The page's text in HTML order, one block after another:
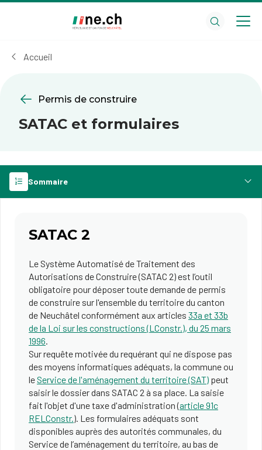
cookies
Accueil
Permis de construire
SATAC et formulaires
Sommaire
SATAC 2
Le Système Automatisé de Traitement des
Autorisations de Construire (SATAC 2) est l’outil
obligatoire pour déposer toute demande de permis
de construire sur l'ensemble du territoire du canton
de Neuchâtel conformément aux articles 33a et 33b
de la Loi sur les constructions (LConstr.), du 25 mars
1996.
Sur requête motivée du requérant qui ne dispose pas
des moyens informatiques adéquats, la commune ou
leService de l'aménagement du territoire (SAT) peut
saisir le dossier dans SATAC 2 à sa place. La saisie
fait l'objet d'une taxe d'administration (article 91c
RELConstr.). Les formulaires adéquats sont
disponibles auprès des autorités communales, du
Service de l’aménagement du territoire, au bas de